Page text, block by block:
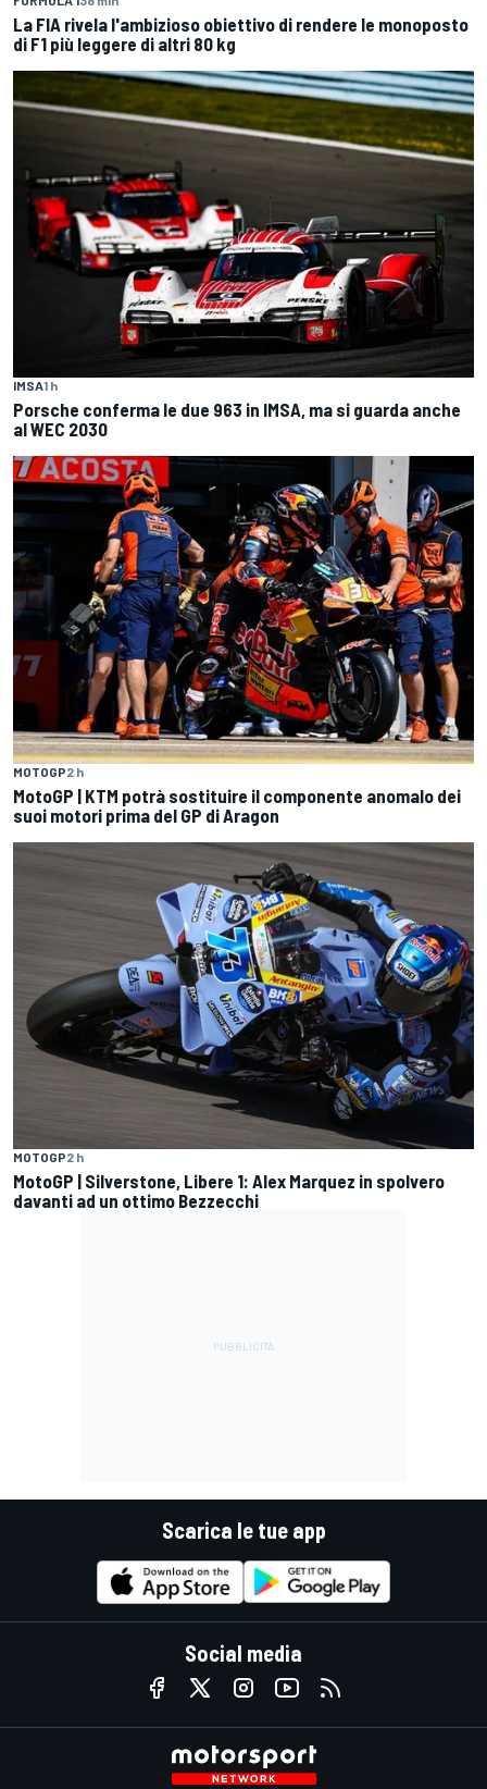
La FIA rivela l'ambizioso obiettivo di rendere le monoposto
di F1 più leggere di altri 80 kg
IMSA1 h
Porsche conferma le due 963 in IMSA, ma si guarda anche
al WEC 2030
MOTOGP2 h
MotoGP | KTM potrà sostituire il componente anomalo dei
suoi motori prima del GP di Aragon
MOTOGP2 h
MotoGP | Silverstone, Libere 1: Alex Marquez in spolvero
davanti ad un ottimo Bezzecchi
Scarica le tue app
Social media